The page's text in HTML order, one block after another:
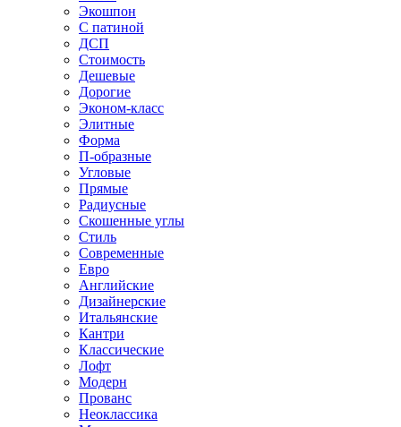
Экошпон
С патиной
ДСП
Стоимость
Дешевые
Дорогие
Эконом-класс
Элитные
Форма
П-образные
Угловые
Прямые
Радиусные
Скошенные углы
Стиль
Современные
Евро
Английские
Дизайнерские
Итальянские
Кантри
Классические
Лофт
Модерн
Прованс
Неоклассика